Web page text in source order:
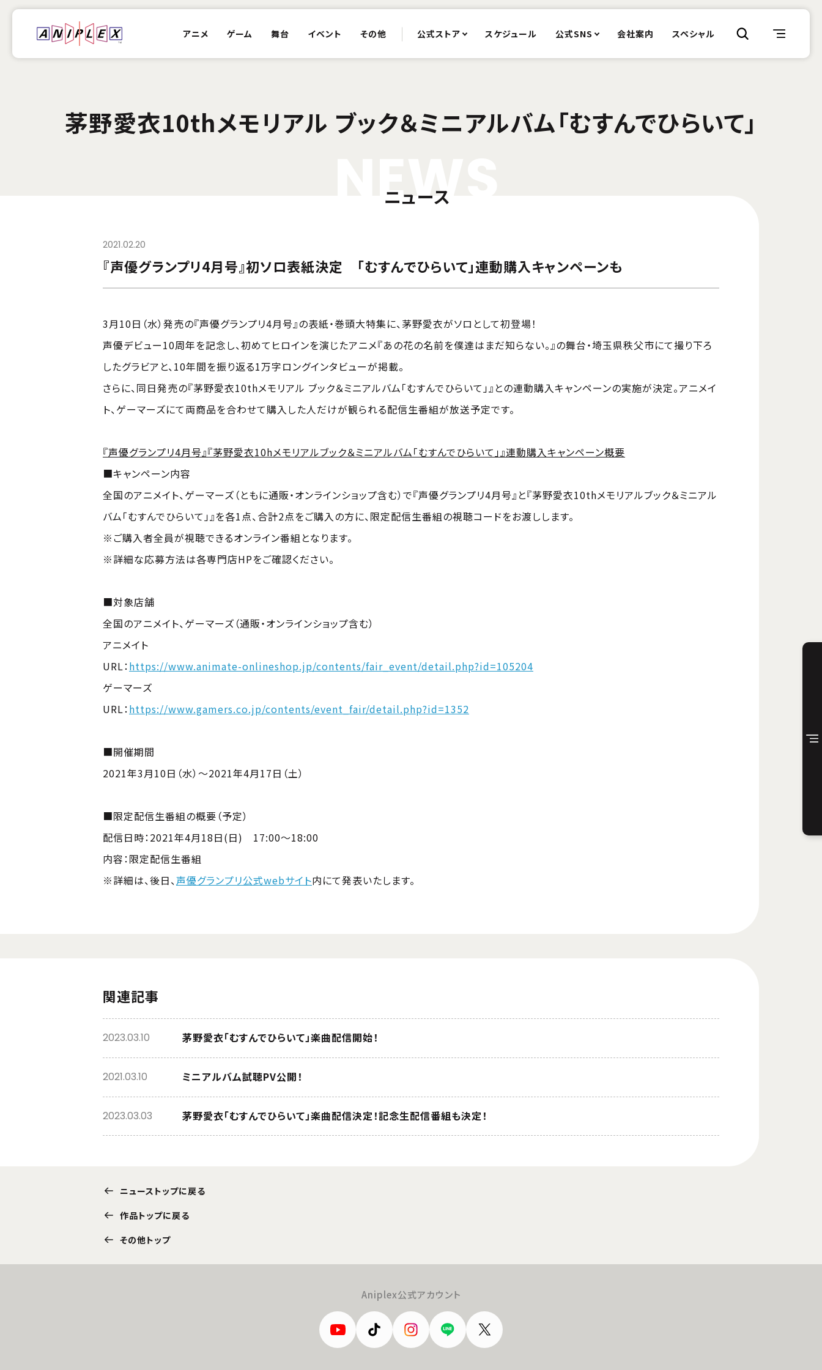
アニメ ゲーム 舞台 イベント その他 公式ストア スケジュール 公式SNS 会社案内 スペシャル
茅野愛衣10thメモリアル ブック＆ミニアルバム「むすんでひらいて」
EW
ニュース
2021.02.20
『声優グランプリ4月号』初ソロ表紙決定 「むすんでひらいて」連動購入キャンペーンも
3月10日（水）発売の『声優グランプリ4月号』の表紙・巻頭大特集に、茅野愛衣がソロとして初登場！
声優デビュー10周年を記念し、初めてヒロインを演じたアニメ『あの花の名前を僕達はまだ知らない。』の舞台・埼玉県秩父市にて撮り下ろ
したグラビアと、10年間を振り返る1万字ロングインタビューが掲載。
さらに、同日発売の『茅野愛衣10thメモリアル ブック＆ミニアルバム「むすんでひらいて」』との連動購入キャンペーンの実施が決定。アニメイ
ト、ゲーマーズにて両商品を合わせて購入した人だけが観られる配信生番組が放送予定です。
『声優グランプリ4月号』『茅野愛衣10hメモリアルブック＆ミニアルバム「むすんでひらいて」』連動購入キャンペーン概要
■キャンペーン内容
全国のアニメイト、ゲーマーズ（ともに通販・オンラインショップ含む）で『声優グランプリ4月号』と『茅野愛衣10thメモリアルブック＆ミニアル
バム「むすんでひらいて」』を各1点、合計2点をご購入の方に、限定配信生番組の視聴コードをお渡しします。
※ご購入者全員が視聴できるオンライン番組となります。
※詳細な応募方法は各専門店HPをご確認ください。
■対象店舗
全国のアニメイト、ゲーマーズ（通販・オンラインショップ含む）
アニメイト
URL：https://www.animate-onlineshop.jp/contents/fair_event/detail.php?id=105204
ゲーマーズ
URL：https://www.gamers.co.jp/contents/event_fair/detail.php?id=1352
■開催期間
2021年3月10日（水）～2021年4月17日（土）
■限定配信生番組の概要（予定）
配信日時：2021年4月18日(日) 17:00～18:00
内容：限定配信生番組
※詳細は、後日、声優グランプリ公式webサイト内にて発表いたします。
関連記事
茅野愛衣「むすんでひらいて」楽曲配信開始！
2023.03.10
ミニアルバム試聴PV公開！
2021.03.10
茅野愛衣「むすんでひらいて」楽曲配信決定！記念生配信番組も決定！
2023.03.03
ニューストップに戻る
作品トップに戻る
その他トップ
Aniplex公式アカウント